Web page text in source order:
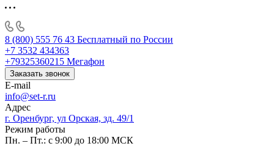
8 (800) 555 76 43 Бесплатный по России
+7 3532 434363
+79325360215 Мегафон
Заказать звонок
E-mail
info@set-r.ru
Адрес
г. Оренбург, ул Орская, зд. 49/1
Режим работы
Пн. – Пт.: с 9:00 до 18:00 МСК